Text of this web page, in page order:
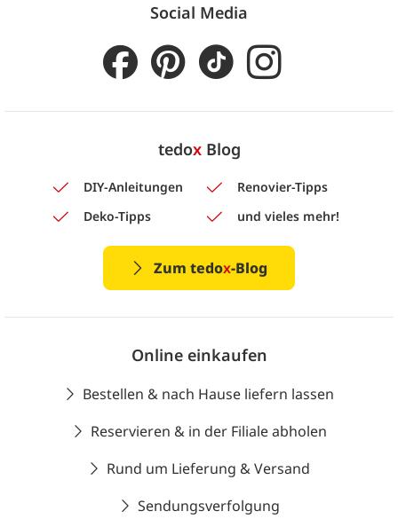
Social Media
tedoxBlog
DIY-Anleitungen
Renovier-Tipps
Deko-Tipps
und vieles mehr!
Zum tedox-Blog
Online einkaufen
Bestellen & nach Hause liefern lassen
Reservieren & in der Filiale abholen
Rund um Lieferung & Versand
Sendungsverfolgung